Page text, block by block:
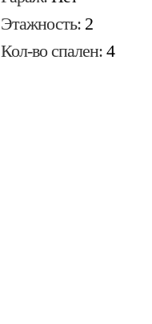
Этажность: 2
Кол-во спален: 4